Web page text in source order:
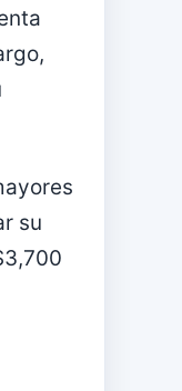
su